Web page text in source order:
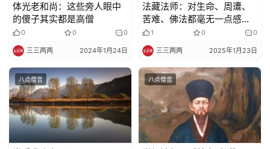
体光老和尚：这些旁人眼中
的傻子其实都是高僧
0 0 0
三三两两 2024年1月24日
法藏法师：对生命、周遭、
苦难、佛法都毫无一点感动
的人，他所学到的会是怎样
的佛法
1 0 0
三三两两 2025年1月23日
八点僧音 八点僧音